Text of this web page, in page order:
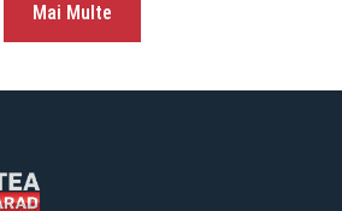
Mai Multe